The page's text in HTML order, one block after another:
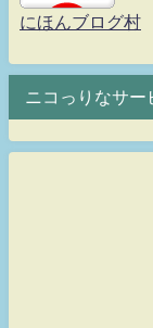
にほんブログ村
ニコっりなサー